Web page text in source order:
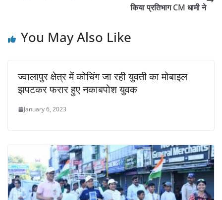
किया प्रतिभाग CM धामी ने
You May Also Like
ज्वालापुर क्षेत्र में कोचिंग जा रही युवती का मोबाइल
झपटकर फरार हुए नकाबपोश युवक
January 6, 2023